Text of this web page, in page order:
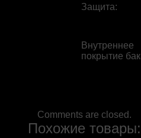
Защита:
Внутреннее
покрытие
Comments are closed.
Похожие товары: